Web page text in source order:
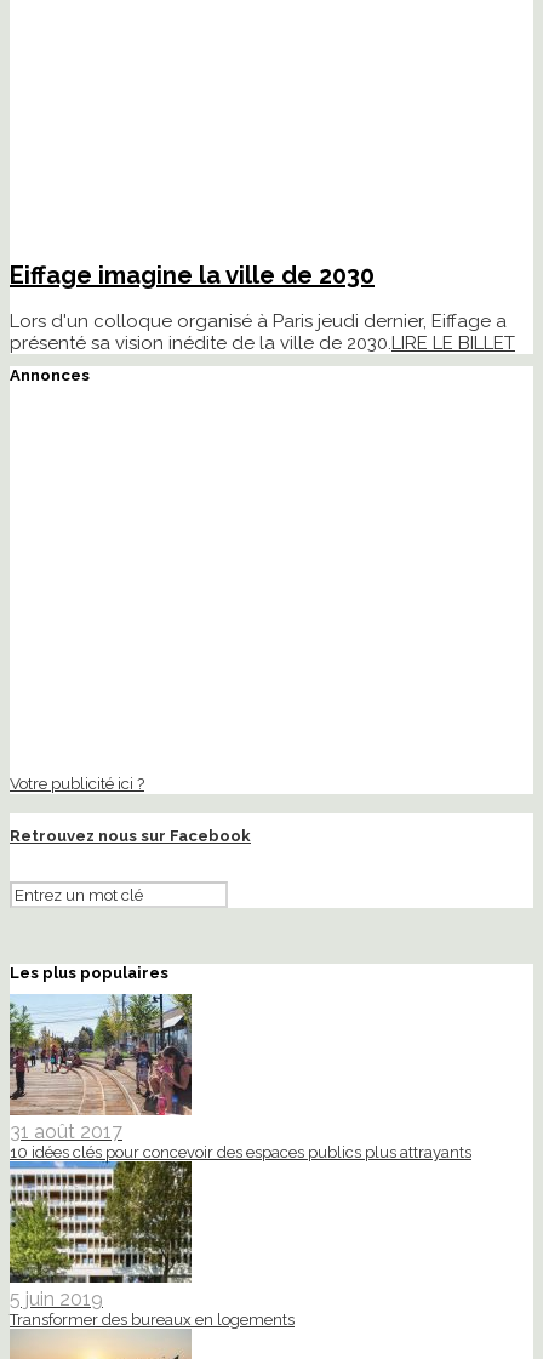
Eiffage imagine la ville de 2030
Lors d'un colloque organisé à Paris jeudi dernier, Eiffage a
présenté sa vision inédite de la ville de 2030. LIRE LE BILLET
Annonces
Votre publicité ici ?
Retrouvez nous sur Facebook
Les plus populaires
31 août 2017
10 idées clés pour concevoir des espaces publics plus attrayants
5 juin 2019
Transformer des bureaux en logements